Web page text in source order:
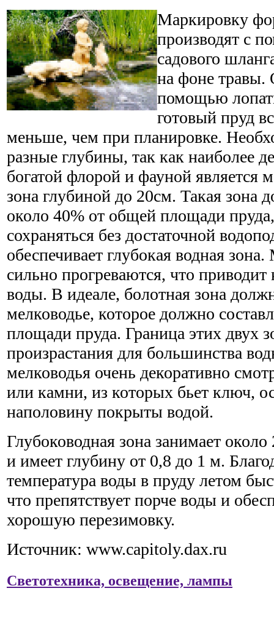
Маркировку
производят с
садового
на фоне травы.
помощью
готовый пруд
меньше, чем при планировке.
разные глубины, так как наиболее
богатой флорой и фауной является
зона глубиной до 20см. Такая зона
около 40% от общей площади
сохраняться без достаточной
обеспечивает глубокая водная
сильно прогреваются, что
воды. В идеале, болотная зона
мелководье, которое должно
площади пруда. Граница этих двух
произрастания для большинства
мелководья очень декоративно
или камни, из которых бьет ключ,
наполовину покрыты водой.
Глубоководная зона занимает
и имеет глубину от 0,8 до 1 м.
температура воды в пруду летом
что препятствует порче воды и
хорошую перезимовку.
Источник: www.capitoly.dax.ru
Светотехника, освещение, лампы